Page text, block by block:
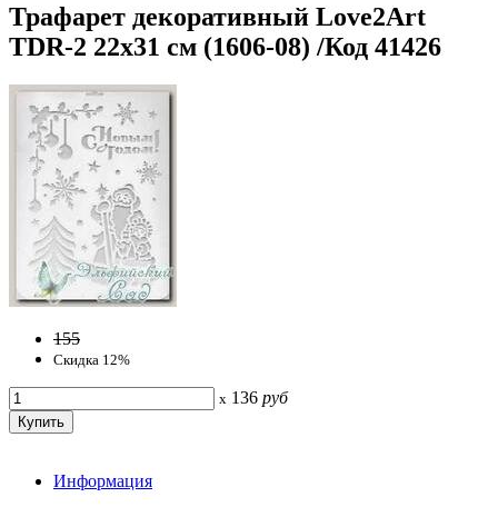
Трафарет декоративный Love2Art
TDR-2 22х31 см (1606-08) /Код 41426
155
Скидка 12%
x 136 руб
Информация